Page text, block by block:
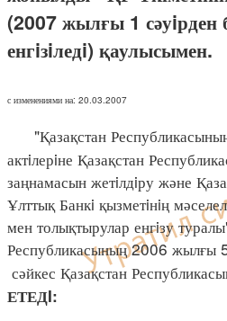
(2007 жылғы 1 сәуiрден
енгiзiледi) қаулысымен.
с изменениями на: 20.03.2007
"Қазақстан
актiлерiне Қазақстан
заңнамасын жетiлдiру және
Ұлттық Банкi қызметiнiң
мен толықтырулар енгiзу
Республикасының 2006 жылғы
сәйкес Қазақстан
ЕТЕДI: